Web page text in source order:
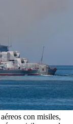
con misiles,